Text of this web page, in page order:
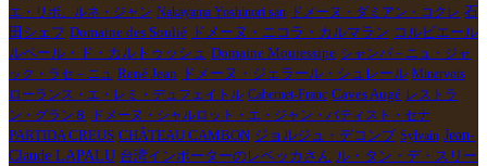
エ・リボ、ルネ・ジャン Nakayama Yoshinori san ドメーヌ・ダミアン・コクレ 石
田シェフ Domaine des Soulié ドメーヌ・ニコラ・カルマラン コルビエール
ルペール・ド・カルトゥッシュ Domaine Mouressipe シャンパ－ニュ・ジャ
ック・ラセ－ニュ René Jean ドメーヌ・ジェラール・シュレール Minervois
ローランス・エ・レミ・デュフェイトル Cabernet-Franc Caves Augé レストラ
ン・グラン８
ドメーヌ・シャルロット・エ・ジャン・バティスト・セナ
PARTIDA CREUS CHÂTEAU CAMBON ジョルジュ・デコンブ Sylvain Jean-
Claude LAPALU 台湾インポーターのレベッカさん ル・タン・デ・スリー